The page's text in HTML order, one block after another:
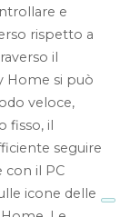
e
rispetto a
il
Home si può
veloce,
fisso, il
seguire
con il PC
icone delle